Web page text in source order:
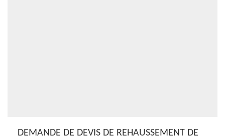
DEMANDE DE DEVIS DE REHAUSSEMENT DE